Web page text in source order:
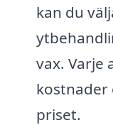
kan du
vax. Varje
kostnader
priset.